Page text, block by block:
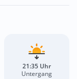
21:35 Uhr
Untergang